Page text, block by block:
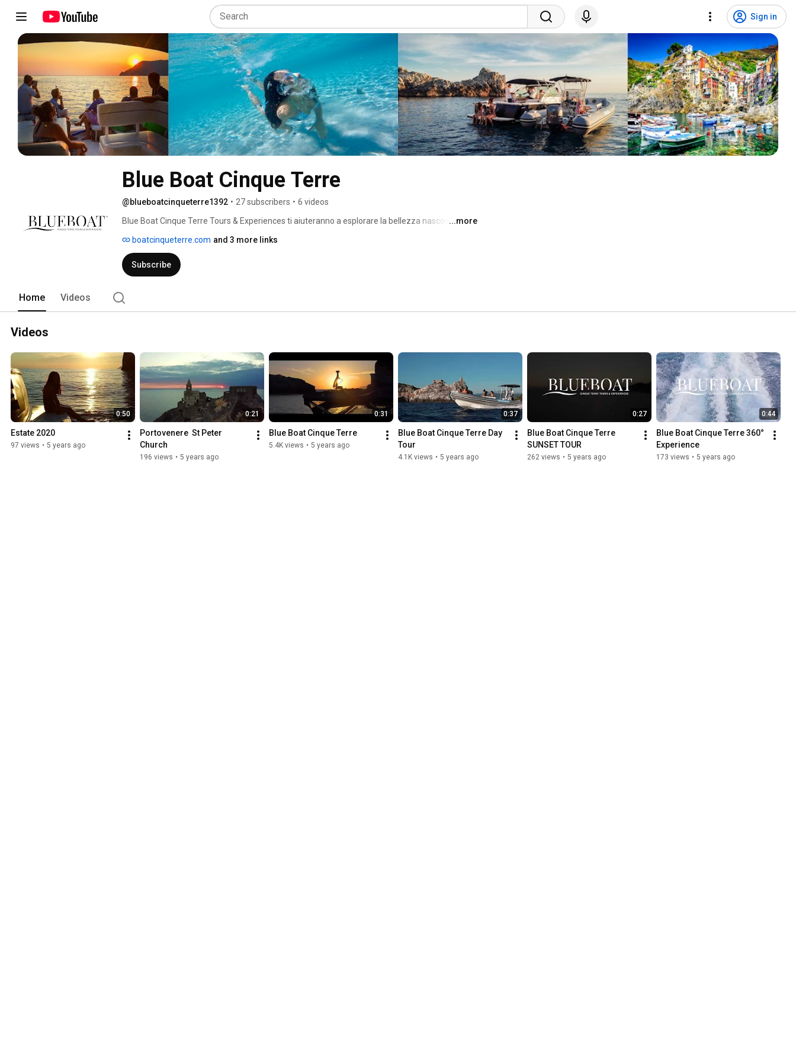
Sign in
Blue Boat Cinque Terre
@blueboatcinqueterre1392 • 27 subscribers • 6 videos
Blue Boat Cinque Terre Tours & Experiences ti aiuteranno a esplorare la bellezza nascosta di
esigenze. Dai tours privati in barca alle esperienze guidate a terra a livello locale, ci impegniamo
a ottimizzare il tuo tempo, il tutto dandoti la libertà di rilassarti e goderti la tua vacanza.
...more
boatcinqueterre.com and 3 more links
Subscribe
Home Videos
Videos
0:50
Estate 2020
97 views • 5 years ago
0:21
Portovenere  St Peter
Church
196 views • 5 years ago
0:31
Blue Boat Cinque Terre
5.4K views • 5 years ago
0:37
Blue Boat Cinque Terre Day
Tour
4.1K views • 5 years ago
0:27
Blue Boat Cinque Terre
SUNSET TOUR
262 views • 5 years ago
0:44
Blue Boat Cinque Terre 360°
Experience
173 views • 5 years ago